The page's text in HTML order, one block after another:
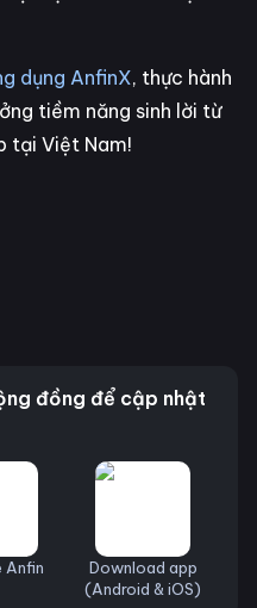
dụng AnfinX, thực hành
tiềm năng sinh lời từ
tại Việt Nam!
đồng để cập nhật
Anfin
Download app
(Android & iOS)